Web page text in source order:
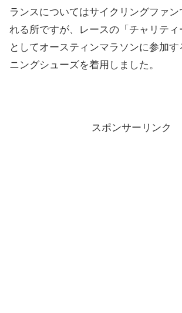
ランスについてはサイクリングファ
れる所ですが、レースの「チャリティ
としてオースティンマラソンに参加
ニングシューズを着用しました。
スポンサーリンク